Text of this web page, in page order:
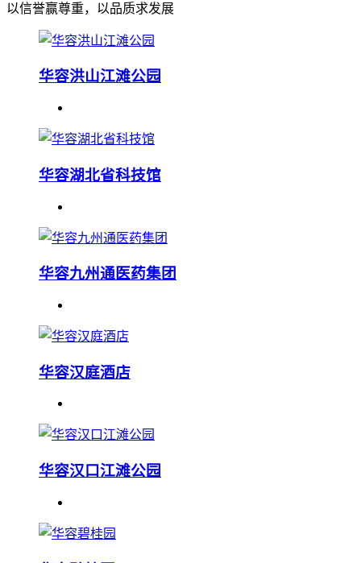
以信誉赢尊重，以品质求发展
华容洪山江滩公园
华容湖北省科技馆
华容九州通医药集团
华容汉庭酒店
华容汉口江滩公园